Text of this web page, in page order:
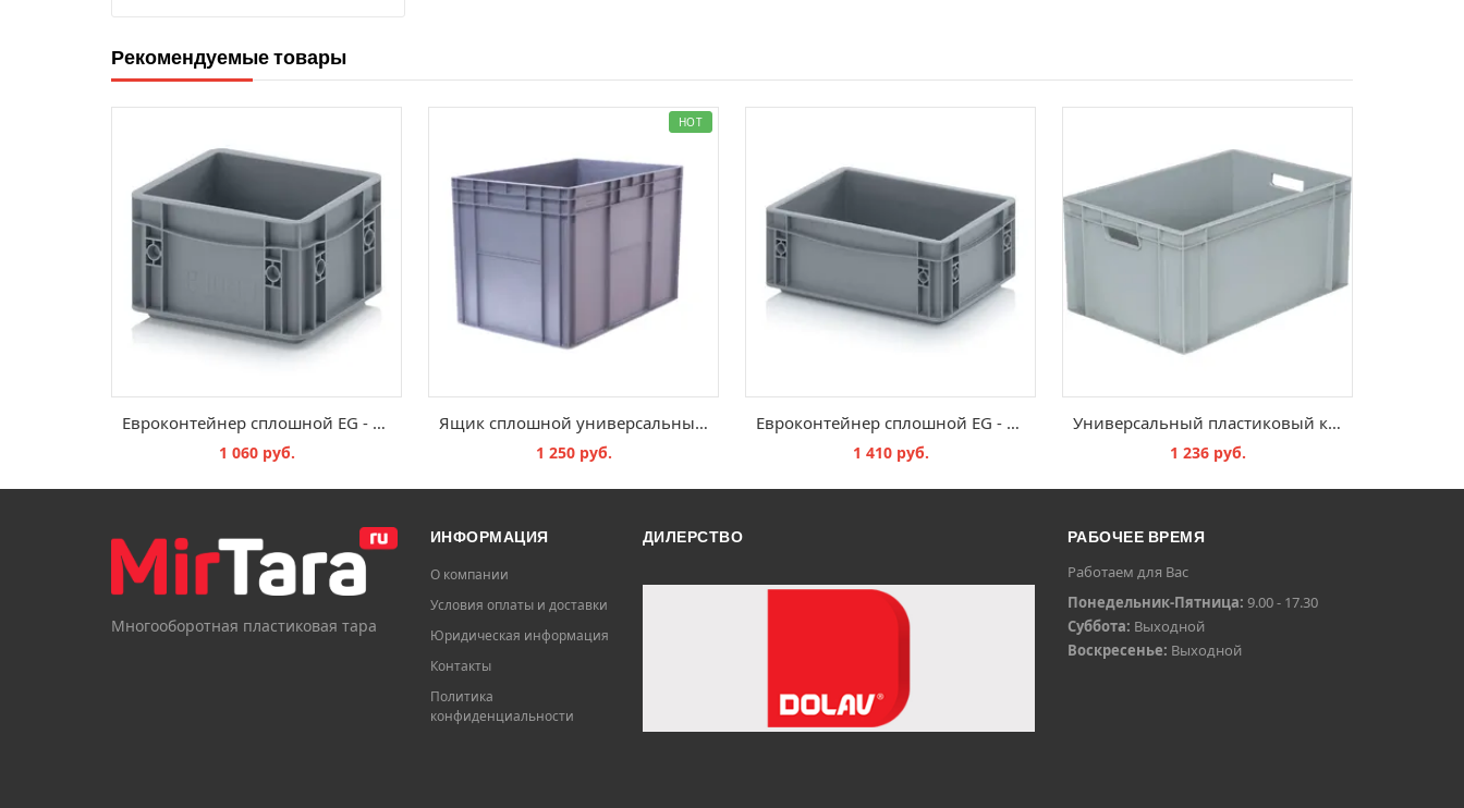
Рекомендуемые товары
Евроконтейнер сплошной EG - 200х150х120 мм
1 060 руб.
HOT
Ящик сплошной универсальный 600x400x420
1 250 руб.
Евроконтейнер сплошной EG - 300х200х120 мм
1 410 руб.
Универсальный пластиковый контейнер Multi-PRO, 600х400х290 сплошной, усиленное дно
1 236 руб.
Многооборотная пластиковая тара
ИНФОРМАЦИЯ
О компании
Условия оплаты и доставки
Юридическая информация
Контакты
Политика
конфиденциальности
ДИЛЕРСТВО РАБОЧЕЕ ВРЕМЯ
Работаем для Вас
Понедельник-Пятница: 9.00 - 17.30
Суббота: Выходной
Воскресенье: Выходной